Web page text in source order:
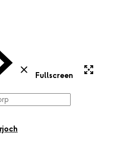
Webcam
Sluiten
Fullscreen